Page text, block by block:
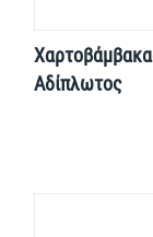
Αδίπλωτος